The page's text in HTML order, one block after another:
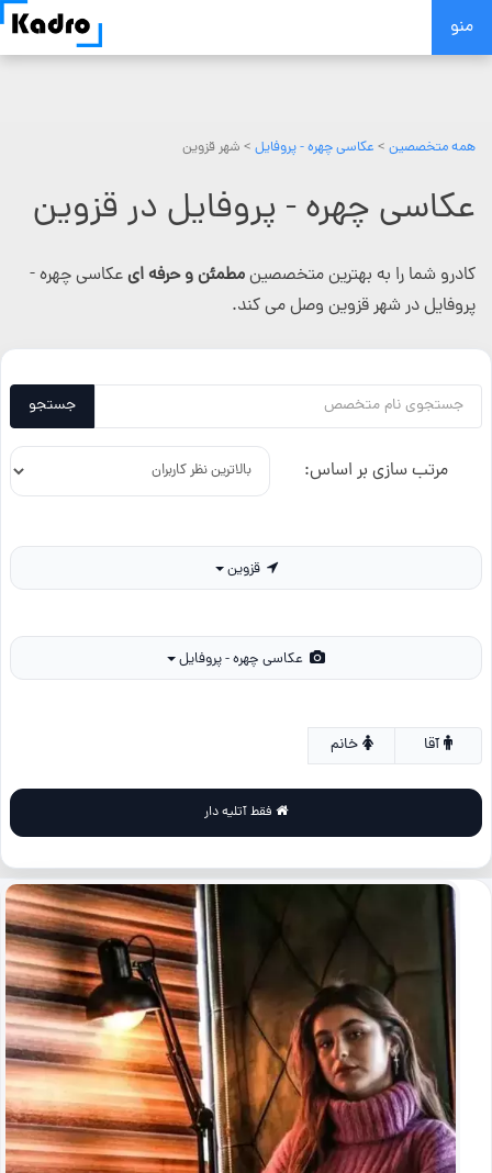
Skip
منو
همه متخصصین > عکاسی چهره - پروفایل > شهر قزوین
عکاسی چهره - پروفایل در قزوین
کادرو شما را به بهترین متخصصینمطمئن و حرفه ایعکاسی چهره -
پروفایل در شهر قزوین وصل می کند.
جستجو
مرتب سازی بر اساس:
قزوین
خانم